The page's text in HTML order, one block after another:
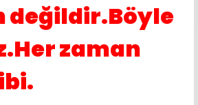
değildir.Böyle
zaman